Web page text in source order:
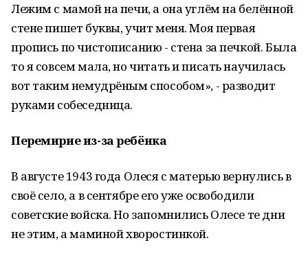
Лежим с мамой на печи, а она углём на белённой
стене пишет буквы, учит меня. Моя первая
пропись по чистописанию - стена за печкой. Была
то я совсем мала, но читать и писать научилась
вот таким немудрёным способом», - разводит
руками собеседница.
Перемирие из-за ребёнка
В августе 1943 года Олеся с матерью вернулись в
своё село, а в сентябре его уже освободили
советские войска. Но запомнились Олесе те дни
не этим, а маминой хворостинкой.